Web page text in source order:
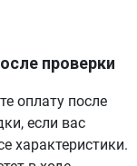
проверки
оплату после
если вас
характеристики.